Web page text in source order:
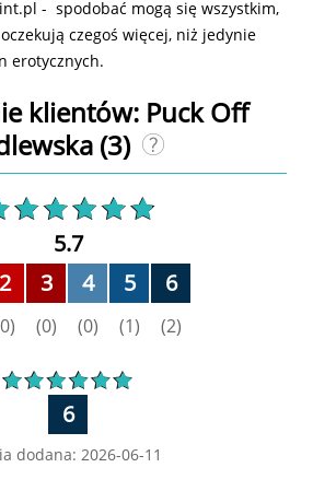
- spodobać mogą się wszystkim,
czegoś więcej, niż jedynie
erotycznych.
klientów: Puck Off
(3)
5.7
2 3
(0)
4
(0)
5
(1)
6
(2)
6
dodana: 2026-06-11